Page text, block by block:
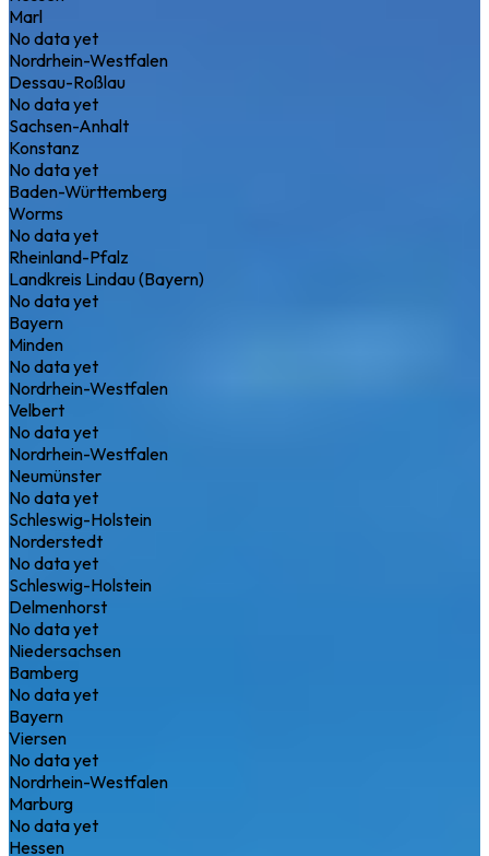
Marl
No data yet
Nordrhein-Westfalen
Dessau-Roßlau
No data yet
Sachsen-Anhalt
Konstanz
No data yet
Baden-Württemberg
Worms
No data yet
Rheinland-Pfalz
Landkreis Lindau (Bayern)
No data yet
Bayern
Minden
No data yet
Nordrhein-Westfalen
Velbert
No data yet
Nordrhein-Westfalen
Neumünster
No data yet
Schleswig-Holstein
Norderstedt
No data yet
Schleswig-Holstein
Delmenhorst
No data yet
Niedersachsen
Bamberg
No data yet
Bayern
Viersen
No data yet
Nordrhein-Westfalen
Marburg
No data yet
Hessen